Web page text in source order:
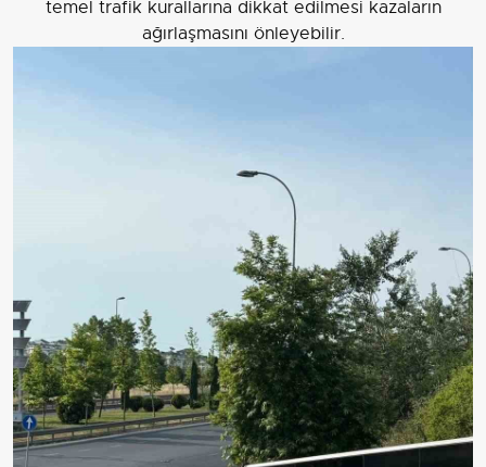
temel trafik kurallarına dikkat edilmesi kazaların
ağırlaşmasını önleyebilir.